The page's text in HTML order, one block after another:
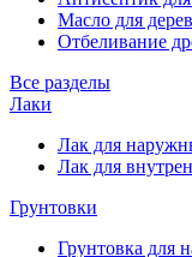
Масло для
Отбеливание
Все разделы
Лаки
Лак для
Лак для
Грунтовки
Грунтовка для